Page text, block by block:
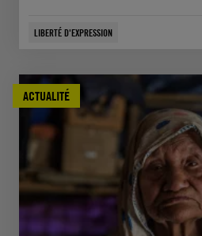
LIBERTÉ D'EXPRESSION
ACTUALITÉ